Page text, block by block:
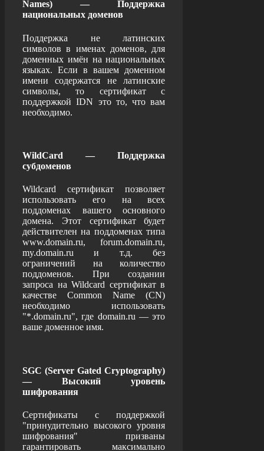
Names) — Поддержка
национальных доменов
Поддержка не латинских
символов в именах доменов, для
доменных имён на национальных
языках. Если в вашем доменном
имени содержатся не латинские
символы, то сертификат с
поддержкой IDN это то, что вам
необходимо.
WildCard — Поддержка
субдоменов
Wildcard сертификат позволяет
использовать его на всех
поддоменах вашего основного
домена. Этот сертификат будет
действителен на поддоменах типа
www.domain.ru, forum.domain.ru,
my.domain.ru и т.д. без
ограничений на количество
поддоменов. При создании
запроса на Wildcard сертификат в
качестве Common Name (CN)
необходимо использовать
"*.domain.ru", где domain.ru — это
ваше доменное имя.
SGC (Server Gated Cryptography)
— Высокий уровень
шифрования
Сертификаты с поддержкой
"принудительно высокого уровня
шифрования" призваны
гарантировать максимально